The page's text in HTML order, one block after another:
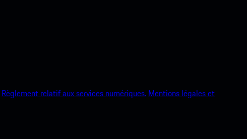
Règlement relatif aux services numériques. Mentions légales et